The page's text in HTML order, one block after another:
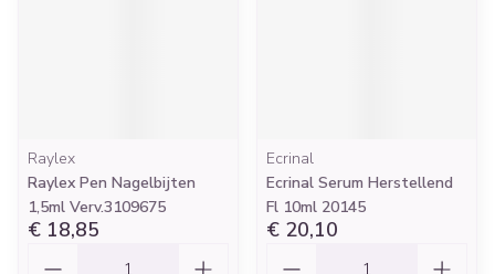
Raylex
Raylex Pen Nagelbijten
1,5ml Verv.3109675
€ 18,85
Ecrinal
Ecrinal Serum Herstellend
Fl 10ml 20145
€ 20,10